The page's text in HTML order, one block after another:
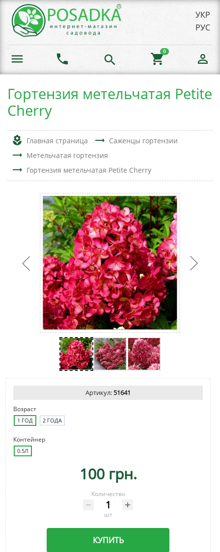
УКР
РУС
menu phone search shopping_cart
0
person_outline
Гортензия метельчатая Petite
Cherry
local_florist Главная страница trending_flat Саженцы гортензии
trending_flat Метельчатая гортензия
trending_flat Гортензия метельчатая Petite Cherry
Артикул:51641
Возраст
1 ГОД 2 ГОДА
Контейнер
0.5Л
100 грн.
Количество
шт
КУПИТЬ